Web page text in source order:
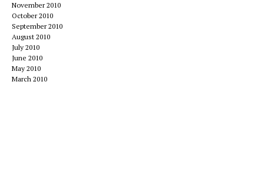
November 2010
October 2010
September 2010
August 2010
July 2010
June 2010
May 2010
March 2010